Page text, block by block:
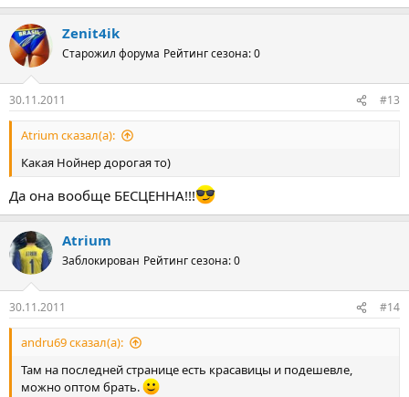
Zenit4ik
Старожил форума Рейтинг сезона: 0
30.11.2011 #13
Atrium сказал(а):
Какая Нойнер дорогая то)
Да она вообще БЕСЦЕННА!!!
Atrium
Заблокирован Рейтинг сезона: 0
30.11.2011 #14
andru69 сказал(а):
Там на последней странице есть красавицы и подешевле,
можно оптом брать.